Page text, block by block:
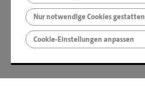
Nur notwendige Cookies gestatten
Cookie-Einstellungen anpassen